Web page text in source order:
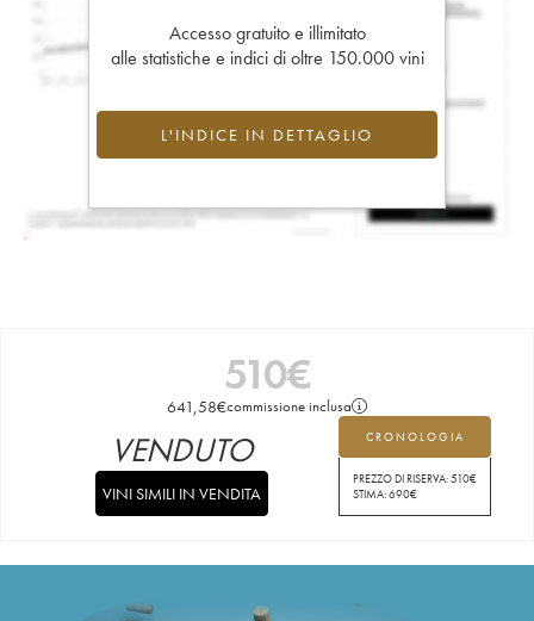
Accesso gratuito e illimitato
alle statistiche e indici di oltre 150.000 vini
L'INDICE IN DETTAGLIO
510€
641,58€commissione inclusa
CRONOLOGIA
PREZZO DI RISERVA:510€
STIMA:690€
VENDUTO
VINI SIMILI IN VENDITA